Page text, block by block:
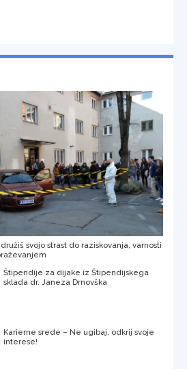
svojo strast do raziskovanja, varnosti
Štipendije za dijake iz Štipendijskega
sklada dr. Janeza Drnovška
Karierne srede – Ne ugibaj, odkrij svoje
interese!